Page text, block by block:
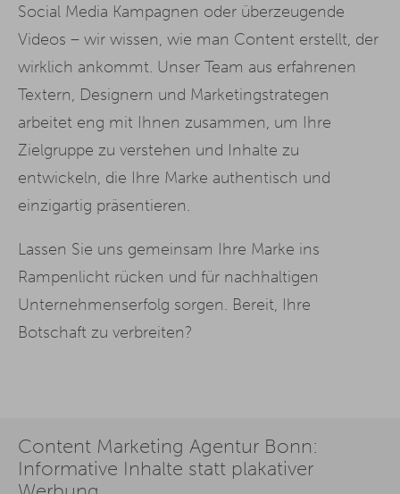
Social Media Kampagnen oder überzeugende
Videos – wir wissen, wie man Content erstellt, der
wirklich ankommt. Unser Team aus erfahrenen
Textern, Designern und Marketingstrategen
arbeitet eng mit Ihnen zusammen, um Ihre
Zielgruppe zu verstehen und Inhalte zu
entwickeln, die Ihre Marke authentisch und
einzigartig präsentieren.
Lassen Sie uns gemeinsam Ihre Marke ins
Rampenlicht rücken und für nachhaltigen
Unternehmenserfolg sorgen. Bereit, Ihre
Botschaft zu verbreiten?
Content Marketing Agentur Bonn:
Informative Inhalte statt plakativer